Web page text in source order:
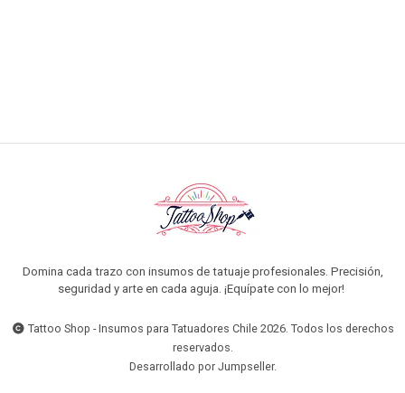
Domina cada trazo con insumos de tatuaje profesionales. Precisión,
seguridad y arte en cada aguja. ¡Equípate con lo mejor!
Tattoo Shop - Insumos para Tatuadores Chile 2026. Todos los derechos
reservados.
Desarrollado por Jumpseller.